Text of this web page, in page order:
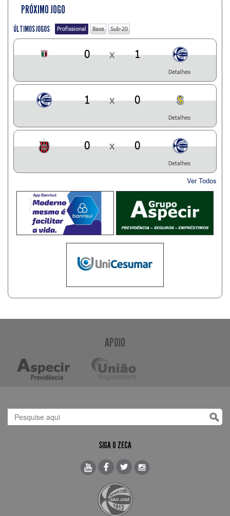
PRÓXIMO JOGO
ÚLTIMOS JOGOS Profissional Base Sub-20
0 x 1
Detalhes
1 x 0
Detalhes
0 x 0
Detalhes
Ver Todos
APOIO
SIGA O ZECA